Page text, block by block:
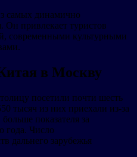
самых динамично
Он привлекает туристов
современными культурными
в Москву
посетили почти шесть
тысяч из них приехали из-за
показателя за
года. Число
дальнего зарубежья